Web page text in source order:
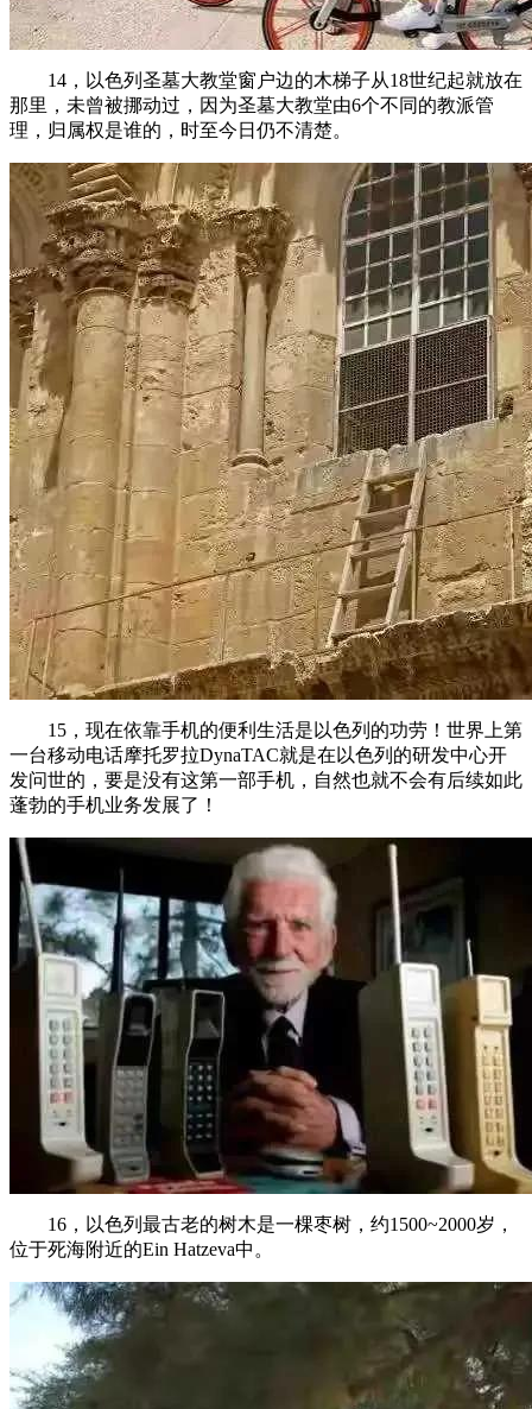
14，以色列圣墓大教堂窗户边的木梯子从18世纪起就放在
那里，未曾被挪动过，因为圣墓大教堂由6个不同的教派管
理，归属权是谁的，时至今日仍不清楚。
15，现在依靠手机的便利生活是以色列的功劳！世界上第
一台移动电话摩托罗拉DynaTAC就是在以色列的研发中心开
发问世的，要是没有这第一部手机，自然也就不会有后续如此
蓬勃的手机业务发展了！
16，以色列最古老的树木是一棵枣树，约1500~2000岁，
位于死海附近的Ein Hatzeva中。